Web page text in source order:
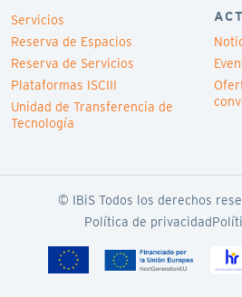
Servicios
Reserva de Espacios
Reserva de Servicios
Plataformas ISCIII
Unidad de Transferencia de
Tecnología
© IBiS Todos los derechos
Política de privacidad